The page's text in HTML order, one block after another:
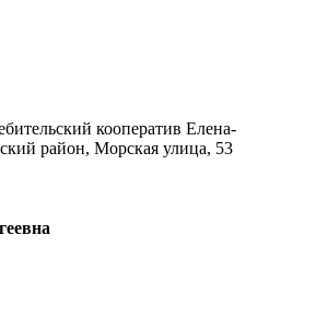
кооператив Елена-
район, Морская улица, 53